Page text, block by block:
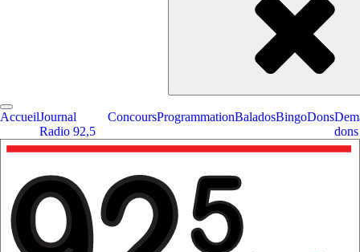
AccueilJournal
Radio 92,5
ConcoursProgrammationBaladosBingoDons
dons